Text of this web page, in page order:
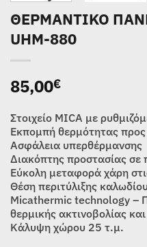
ΘΕΡΜΑΝΤΙΚΟ
UHM-880
85,00€
Στοιχείο MICA με
Εκπομπή θερμότητας προς
Ασφάλεια υπερθέρμανσης
Διακόπτης προστασίας
Εύκολη μεταφορά χάρη
Θέση περιτύλιξης καλωδίου
Micathermic technology –
θερμικής ακτινοβολίας
Κάλυψη χώρου 25 τ.μ.